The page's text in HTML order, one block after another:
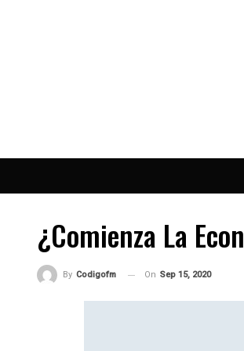
¿Comienza La
By Codigofm On Sep 15, 2020